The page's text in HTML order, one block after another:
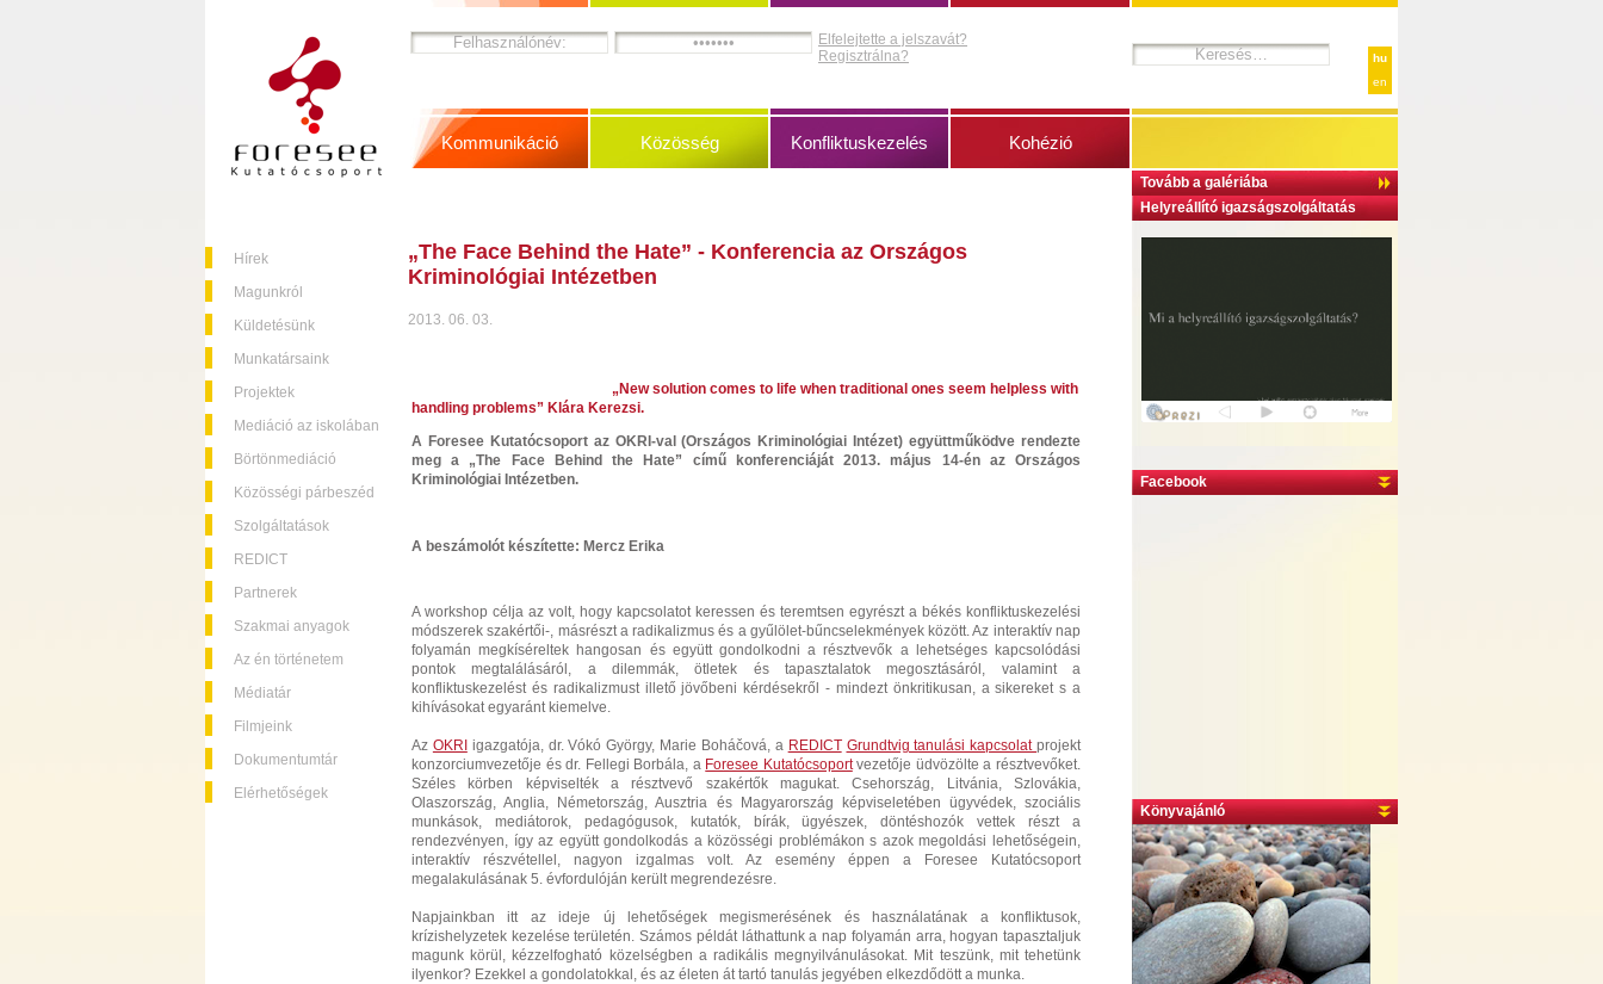
Hírek
Magunkról
Küldetésünk
Munkatársaink
Projektek
Mediáció az iskolában
Börtönmediáció
Közösségi párbeszéd
Szolgáltatások
REDICT
Partnerek
Szakmai anyagok
Az én történetem
Médiatár
Filmjeink
Dokumentumtár
Elérhetőségek
hu
en
Tovább a galériába
Helyreállító igazságszolgáltatás
Facebook
Könyvajánló
Elfelejtette a jelszavát?
Regisztrálna?
Kommunikáció Közösség Konfliktuskezelés Kohézió
„The Face Behind the Hate” - Konferencia az Országos
Kriminológiai Intézetben
2013. 06. 03.
„New solution comes to life when traditional ones seem helpless with
handling problems” Klára Kerezsi.
A Foresee Kutatócsoport az OKRI-val (Országos Kriminológiai Intézet) együttműködve rendezte
meg a „The Face Behind the Hate” című konferenciáját 2013. május 14-én az Országos
Kriminológiai Intézetben.
A beszámolót készítette: Mercz Erika
A workshop célja az volt, hogy kapcsolatot keressen és teremtsen egyrészt a békés konfliktuskezelési
módszerek szakértői-, másrészt a radikalizmus és a gyűlölet-bűncselekmények között. Az interaktív nap
folyamán megkíséreltek hangosan és együtt gondolkodni a résztvevők a lehetséges kapcsolódási
pontok megtalálásáról, a dilemmák, ötletek és tapasztalatok megosztásáról, valamint a
konfliktuskezelést és radikalizmust illető jövőbeni kérdésekről - mindezt önkritikusan, a sikereket s a
kihívásokat egyaránt kiemelve.
Az OKRI igazgatója, dr. Vókó György, Marie Boháčová, a REDICT Grundtvig tanulási kapcsolatprojekt
konzorciumvezetője és dr. Fellegi Borbála, a Foresee Kutatócsoportvezetője üdvözölte a résztvevőket.
Széles körben képviselték a résztvevő szakértők magukat. Csehország, Litvánia, Szlovákia,
Olaszország, Anglia, Németország, Ausztria és Magyarország képviseletében ügyvédek, szociális
munkások, mediátorok, pedagógusok, kutatók, bírák, ügyészek, döntéshozók vettek részt a
rendezvényen, így az együtt gondolkodás a közösségi problémákon s azok megoldási lehetőségein,
interaktív részvétellel, nagyon izgalmas volt. Az esemény éppen a Foresee Kutatócsoport
megalakulásának 5. évfordulóján került megrendezésre.
Napjainkban itt az ideje új lehetőségek megismerésének és használatának a konfliktusok,
krízishelyzetek kezelése területén. Számos példát láthattunk a nap folyamán arra, hogyan tapasztaljuk
magunk körül, kézzelfogható közelségben a radikális megnyilvánulásokat. Mit teszünk, mit tehetünk
ilyenkor? Ezekkel a gondolatokkal, és az életen át tartó tanulás jegyében elkezdődött a munka.